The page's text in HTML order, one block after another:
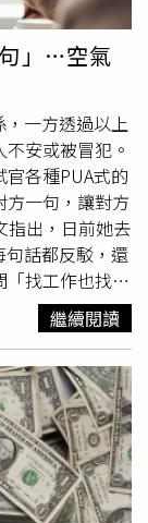
捐贈、儲存或
，由於機構的
意捐卵的民眾
養費不會依卵
商業買賣，及
卵應以無償方
關檢查、醫療
和藥物及「取
人工生殖機構提
檢查、醫療、
間及捐卵時所
之不孕夫妻得委
通費用，共計9
心觸犯法律，
上偶有出現貼
大肆宣揚順道出
人工生殖法》第
之買賣或居間介
新台幣20萬元
，均依法辦
」…空氣
一方透過以上
安或被冒犯。
各種PUA式的
一句，讓對方
指出，日前她去
句話都反駁，還
找工作也找一
，且還整整講了
想砍她薪水。
深，她最後則
了瞬間不知如
不禁直言
，網友紛紛留言
，給他氣到腦
到這種人被戳
繼續閱讀